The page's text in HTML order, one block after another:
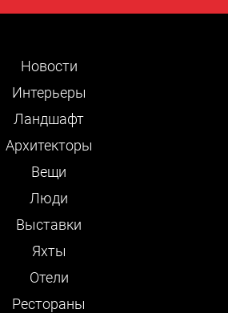
Новости
Интерьеры
Ландшафт
Архитекторы
Вещи
Люди
Выставки
Яхты
Отели
Рестораны